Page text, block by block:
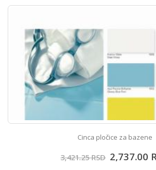
Cinca pločice za bazene
3,421.25RSD 2,737.00